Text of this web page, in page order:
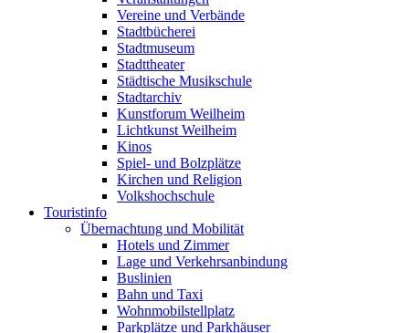
Vereine und Verbände
Stadtbücherei
Stadtmuseum
Stadttheater
Städtische Musikschule
Stadtarchiv
Kunstforum Weilheim
Lichtkunst Weilheim
Kinos
Spiel- und Bolzplätze
Kirchen und Religion
Volkshochschule
Touristinfo
Übernachtung und Mobilität
Hotels und Zimmer
Lage und Verkehrsanbindung
Buslinien
Bahn und Taxi
Wohnmobilstellplatz
Parkplätze und Parkhäuser